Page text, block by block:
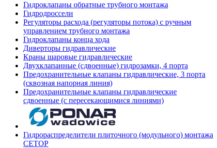
Гидроклапаны обратные трубного монтажа
Гидродроссели
Регуляторы расхода (регуляторы потока) с ручным
управлением трубного монтажа
Гидроклапаны конца хода
Диверторы гидравлические
Краны шаровые гидравлические
Двухклапанные (сдвоенные) гидрозамки, 4 порта
Предохранительные клапаны гидравлические, 3 порта
(сквозная напорная линия)
Предохранительные клапаны гидравлические
сдвоенные (с пересекающимися линиями)
Гидрораспределители плиточного (модульного) монтажа
СЕТОР